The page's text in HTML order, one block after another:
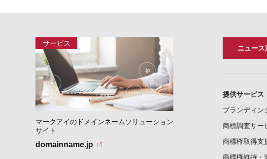
マークアイのドメインネームソリューション
サイト
domainname.jp
ニュー
提供サービス
ブランディン
商標調査サー
商標権取得支
商標権維持・